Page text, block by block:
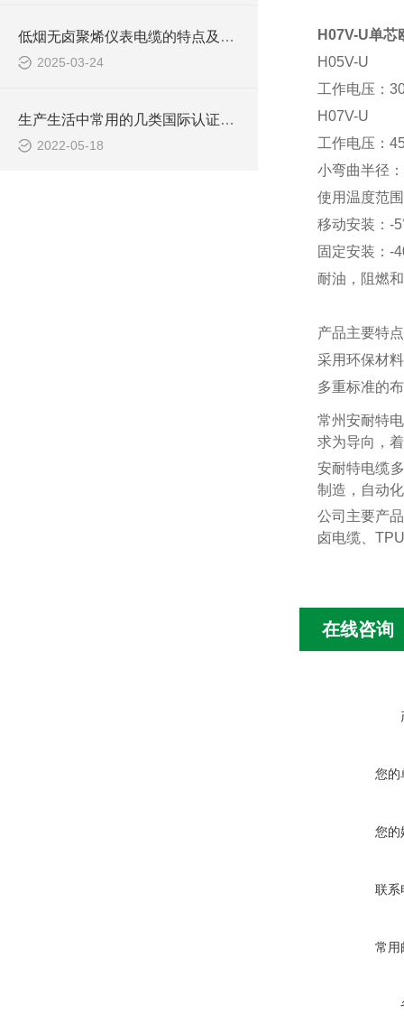
低烟无卤聚烯仪表电缆的特点及应用领域
2025-03-24
生产生活中常用的几类国际认证电线电缆绝缘材料
2022-05-18
H07V-U单芯
H05V-U
工作电压：
H07V-U
工作电压：
小弯曲半径：
使用温度范
移动安装： -
固定安装： -
耐油，阻燃
产品主要特点
采用环保材
多重标准的
常州安耐特
求为导向，
安耐特电缆
制造，自动
公司主要产
卤电缆、
在线咨询
您的
您的
联系
常用